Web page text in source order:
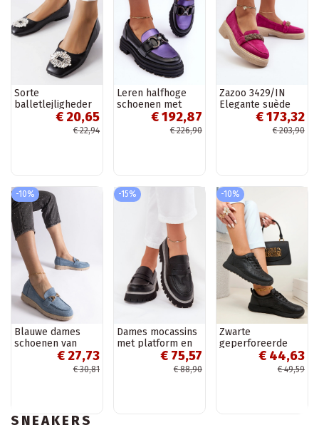
Sorte
balletlejligheder
med Miren broche
€ 20,65
€ 22,94
Leren halfhoge
schoenen met
zware zool Elkiza
zwarte en paarse
€ 192,87
€ 226,90
Zazoo 3429/IN
Elegante suède
mocassins met
ornamenten roze
€ 173,32
€ 203,90
-10%
Blauwe dames
schoenen van
kunstsuède€ 27,73
€ 30,81
-15%
Dames mocassins
met platform en
platte hak „Big
Star NN274049"
€ 75,57
€ 88,90
-10%
Zwarte
geperforeerde
instap sportieve
schoenen SIone
€ 44,63
€ 49,59
SNEAKERS